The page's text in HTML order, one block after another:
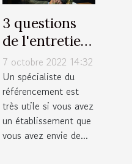
3 questions
de l'entretien
d'embauche
d'un
spécialiste
SEO
7 octobre 2022 14:32
Un spécialiste du
référencement est
très utile si vous avez
un établissement que
vous avez envie de...